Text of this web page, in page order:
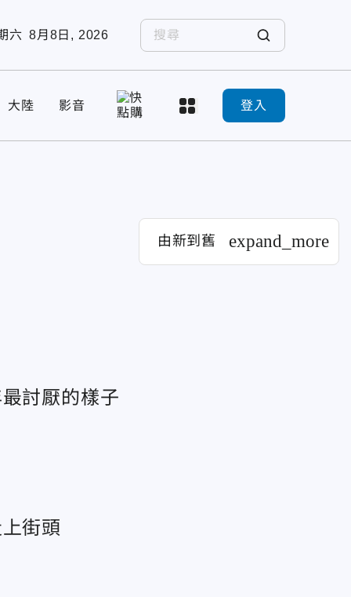
六 8月8日, 2026
大陸 影音 登入
由新到舊 expand_more
討厭的樣子
街頭